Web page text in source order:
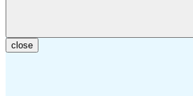
close